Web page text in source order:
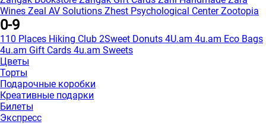
Wines Zeal AV Solutions Zhest Psychological CenterZootopia
0-9
110 Places Hiking Club 2Sweet Donuts 4U.am 4u.am Eco Bags
4u.am Gift Cards 4u.am Sweets
Цветы
Торты
Подарочные коробки
Креативные подарки
Билеты
Экспресс